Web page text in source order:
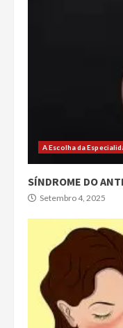
A Escolha da
SÍNDROME DO
Setembro 4, 2025